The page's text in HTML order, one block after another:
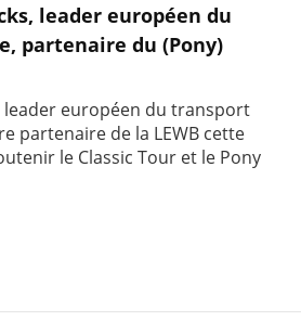
leader européen du
partenaire du (Pony)
leader européen du transport
partenaire de la LEWB cette
le Classic Tour et le Pony